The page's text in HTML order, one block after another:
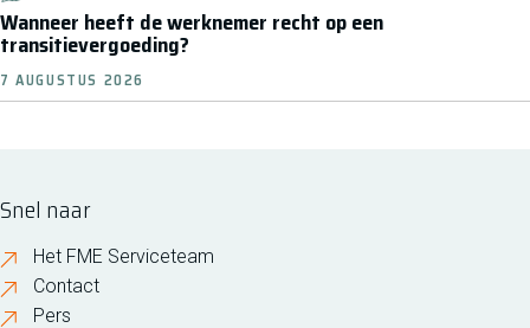
Wanneer heeft de werknemer recht op een
transitievergoeding?
7 AUGUSTUS 2026
Snel naar
Het FME Serviceteam
Contact
Pers